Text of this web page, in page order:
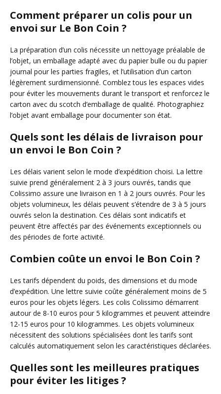
Comment préparer un colis pour un
envoi sur Le Bon Coin ?
La préparation d’un colis nécessite un nettoyage préalable de
l’objet, un emballage adapté avec du papier bulle ou du papier
journal pour les parties fragiles, et l’utilisation d’un carton
légèrement surdimensionné. Comblez tous les espaces vides
pour éviter les mouvements durant le transport et renforcez le
carton avec du scotch d’emballage de qualité. Photographiez
l’objet avant emballage pour documenter son état.
Quels sont les délais de livraison pour
un envoi le Bon Coin ?
Les délais varient selon le mode d’expédition choisi. La lettre
suivie prend généralement 2 à 3 jours ouvrés, tandis que
Colissimo assure une livraison en 1 à 2 jours ouvrés. Pour les
objets volumineux, les délais peuvent s’étendre de 3 à 5 jours
ouvrés selon la destination. Ces délais sont indicatifs et
peuvent être affectés par des événements exceptionnels ou
des périodes de forte activité.
Combien coûte un envoi le Bon Coin ?
Les tarifs dépendent du poids, des dimensions et du mode
d’expédition. Une lettre suivie coûte généralement moins de 5
euros pour les objets légers. Les colis Colissimo démarrent
autour de 8-10 euros pour 5 kilogrammes et peuvent atteindre
12-15 euros pour 10 kilogrammes. Les objets volumineux
nécessitent des solutions spécialisées dont les tarifs sont
calculés automatiquement selon les caractéristiques déclarées.
Quelles sont les meilleures pratiques
pour éviter les litiges ?